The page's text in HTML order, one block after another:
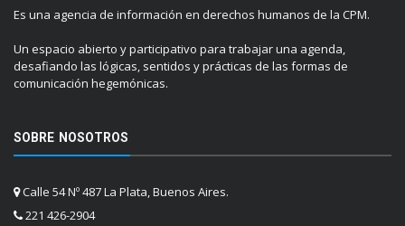
Es una agencia de información en derechos humanos de la CPM.
Un espacio abierto y participativo para trabajar una agenda,
desafiando las lógicas, sentidos y prácticas de las formas de
comunicación hegemónicas.
SOBRE NOSOTROS
Calle 54 Nº 487 La Plata, Buenos Aires.
221 426-2904